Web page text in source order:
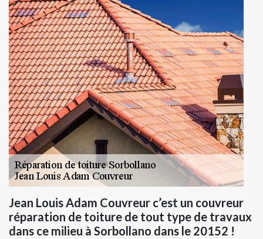
Jean Louis Adam Couvreur c’est un couvreur
réparation de toiture de tout type de travaux
dans ce milieu à Sorbollano dans le 20152 !